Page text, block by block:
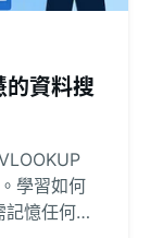
的資料搜
學習如何
憶任何公